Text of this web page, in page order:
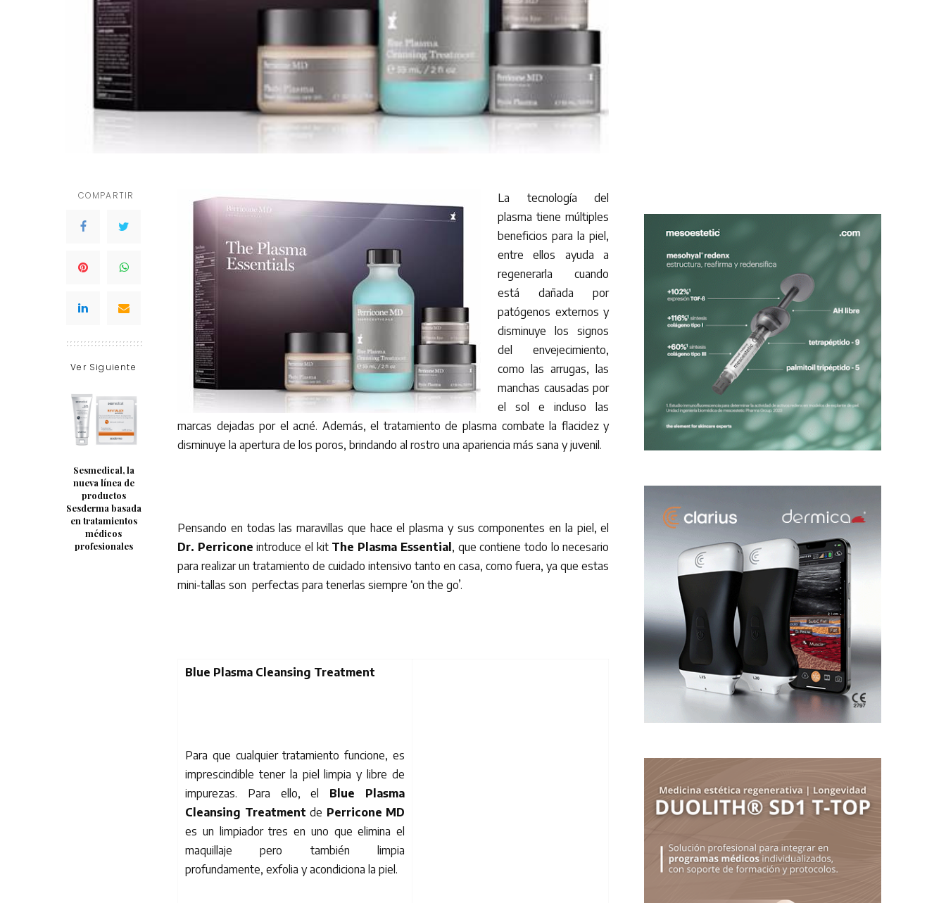
COMPARTIR
Ver Siguiente
Sesmedical, la
nueva línea de
productos
Sesderma basada
en tratamientos
médicos
profesionales
La tecnología del
plasma tiene múltiples
beneficios para la piel,
entre ellos ayuda a
regenerarla cuando
está dañada por
patógenos externos y
disminuye los signos
del envejecimiento,
como las arrugas, las
manchas causadas por
el sol e incluso las
marcas dejadas por el acné. Además, el tratamiento de plasma combate la flacidez y
disminuye la apertura de los poros, brindando al rostro una apariencia más sana y juvenil.
Pensando en todas las maravillas que hace el plasma y sus componentes en la piel, el
Dr. Perricone introduce el kit The Plasma Essential , que contiene todo lo necesario
para realizar un tratamiento de cuidado intensivo tanto en casa, como fuera, ya que estas
mini-tallas son perfectas para tenerlas siempre ‘on the go’.
Blue Plasma Cleansing Treatment
Para que cualquier tratamiento funcione, es
imprescindible tener la piel limpia y libre de
impurezas. Para ello, el Blue Plasma
Cleansing Treatment de Perricone MD
es un limpiador tres en uno que elimina el
maquillaje pero también limpia
profundamente, exfolia y acondiciona la piel.